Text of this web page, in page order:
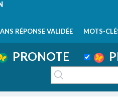
RÉPONSE VALIDÉE MOTS-
PRONOTE